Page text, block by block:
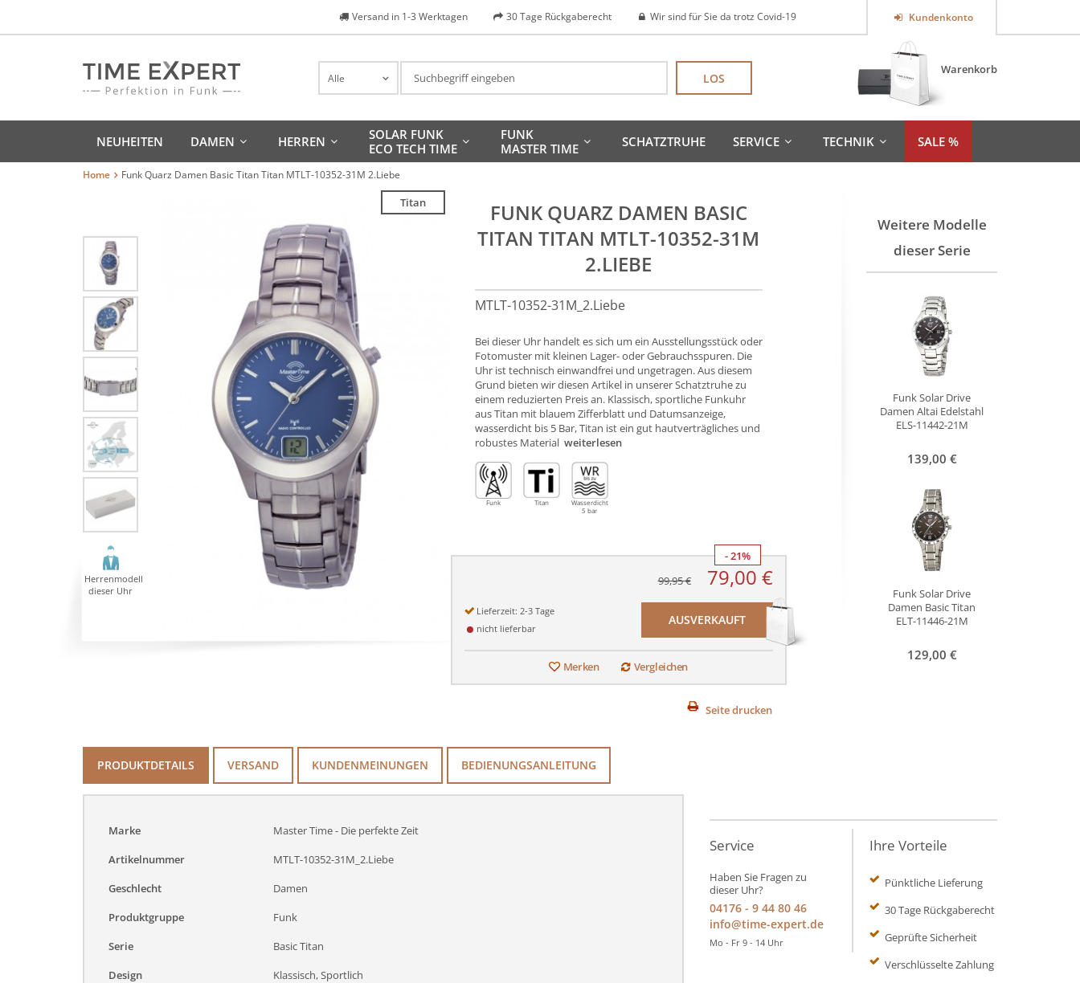
Kundenkonto
Versand in 1-3 Werktagen 30 Tage Rückgaberecht Wir sind für Sie da trotz Covid-19
Warenkorb
Alle LOS
NEUHEITEN DAMEN HERREN
SOLAR FUNK
ECO TECH TIME
FUNK
MASTER TIME
SCHATZTRUHE SERVICE TECHNIK SALE %
Home Funk Quarz Damen Basic Titan Titan MTLT-10352-31M 2.Liebe
Herrenmodell
dieser Uhr
Titan
FUNK QUARZ DAMEN BASIC
TITAN TITAN MTLT-10352-31M
2.LIEBE
MTLT-10352-31M_2.Liebe
Bei dieser Uhr handelt es sich um ein Ausstellungsstück oder
Fotomuster mit kleinen Lager- oder Gebrauchsspuren. Die
Uhr ist technisch einwandfrei und ungetragen. Aus diesem
Grund bieten wir diesen Artikel in unserer Schatztruhe zu
einem reduzierten Preis an. Klassisch, sportliche Funkuhr
aus Titan mit blauem Zifferblatt und Datumsanzeige,
wasserdicht bis 5 Bar, Titan ist ein gut hautverträgliches und
robustes Material weiterlesen
Funk Titan
Wasserdicht
5 bar
- 21%
99,95 €
79,00 €
Lieferzeit: 2-3 Tage
nicht lieferbar
AUSVERKAUFT
Merken Vergleichen
Seite drucken
Weitere Modelle
dieser Serie
Funk Solar Drive
Damen Altai Edelstahl
ELS-11442-21M
139,00 €
Funk Solar Drive
Damen Basic Titan
ELT-11446-21M
129,00 €
PRODUKTDETAILS VERSAND KUNDENMEINUNGEN BEDIENUNGSANLEITUNG
Marke
Master Time - Die perfekte Zeit
Artikelnummer
MTLT-10352-31M_2.Liebe
Geschlecht
Damen
Produktgruppe
Funk
Serie
Basic Titan
Design
Klassisch, Sportlich
Service
Haben Sie Fragen zu
dieser Uhr?
04176 - 9 44 80 46
info@time-expert.de
Mo - Fr 9 - 14 Uhr
Ihre Vorteile
Pünktliche Lieferung
30 Tage Rückgaberecht
Geprüfte Sicherheit
Verschlüsselte Zahlung